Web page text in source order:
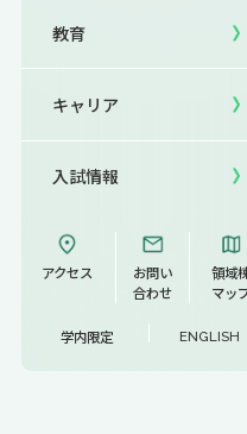
教育
キャリア
入試情報
アクセス
お問い
合わせ
領域
マッ
学内限定 ENGLISH